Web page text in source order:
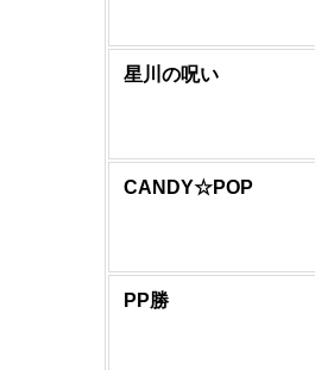
星川の呪い
CANDY☆POP
PP勝